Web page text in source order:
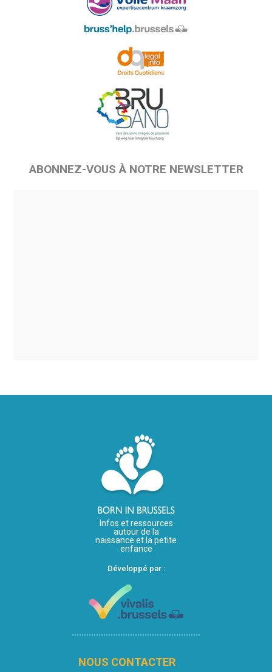
ABONNEZ-VOUS À NOTRE NEWSLETTER
Infos et ressources
autour de la
naissance et la petite
enfance
Développé par :
NOUS CONTACTER